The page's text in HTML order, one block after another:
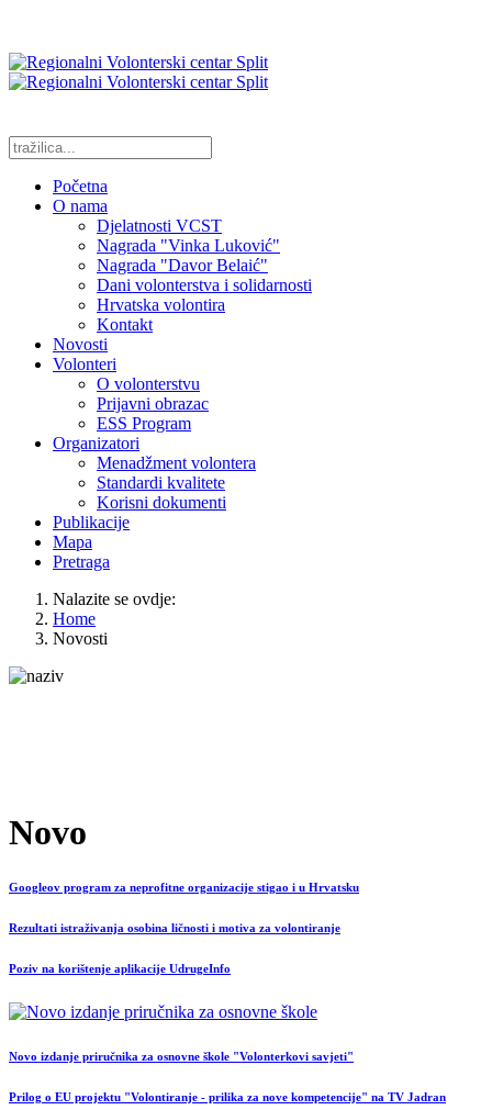
Početna
O nama
Djelatnosti VCST
Nagrada "Vinka Luković"
Nagrada "Davor Belaić"
Dani volonterstva i solidarnosti
Hrvatska volontira
Kontakt
Novosti
Volonteri
O volonterstvu
Prijavni obrazac
ESS Program
Organizatori
Menadžment volontera
Standardi kvalitete
Korisni dokumenti
Publikacije
Mapa
Pretraga
Nalazite se ovdje:
Home
Novosti
Novo
Googleov program za neprofitne organizacije stigao i u Hrvatsku
Rezultati istraživanja osobina ličnosti i motiva za volontiranje
Poziv na korištenje aplikacije UdrugeInfo
Novo izdanje priručnika za osnovne škole "Volonterkovi savjeti"
Prilog o EU projektu "Volontiranje - prilika za nove kompetencije" na TV Jadran